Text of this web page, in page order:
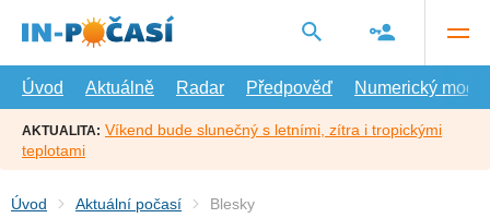
hlavní
Úvod
Aktuálně Radar Předpověď Numerický model
AKTUALITA: Víkend bude slunečný s letními, zítra i tropickými
teplotami
Úvod Aktuální počasí Blesky